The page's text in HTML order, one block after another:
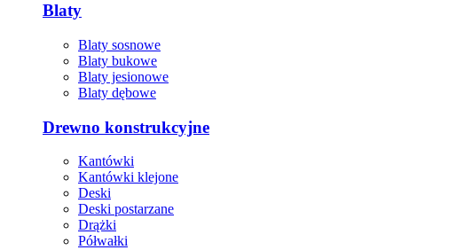
Blaty
Blaty sosnowe
Blaty bukowe
Blaty jesionowe
Blaty dębowe
Drewno konstrukcyjne
Kantówki
Kantówki klejone
Deski
Deski postarzane
Drążki
Półwałki